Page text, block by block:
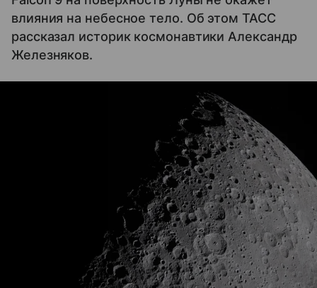
влияния на небесное тело. Об этом ТАСС
рассказал историк космонавтики Александр
Железняков.